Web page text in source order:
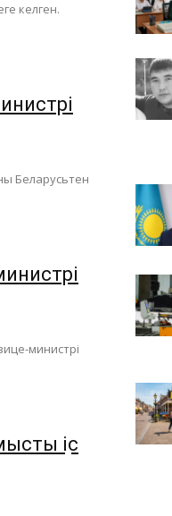
келген.
Беларусьтен
министрі
іс